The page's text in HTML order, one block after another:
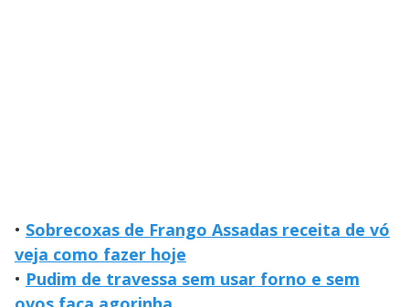
• Sobrecoxas de Frango Assadas receita de vó
veja como fazer hoje
• Pudim de travessa sem usar forno e sem